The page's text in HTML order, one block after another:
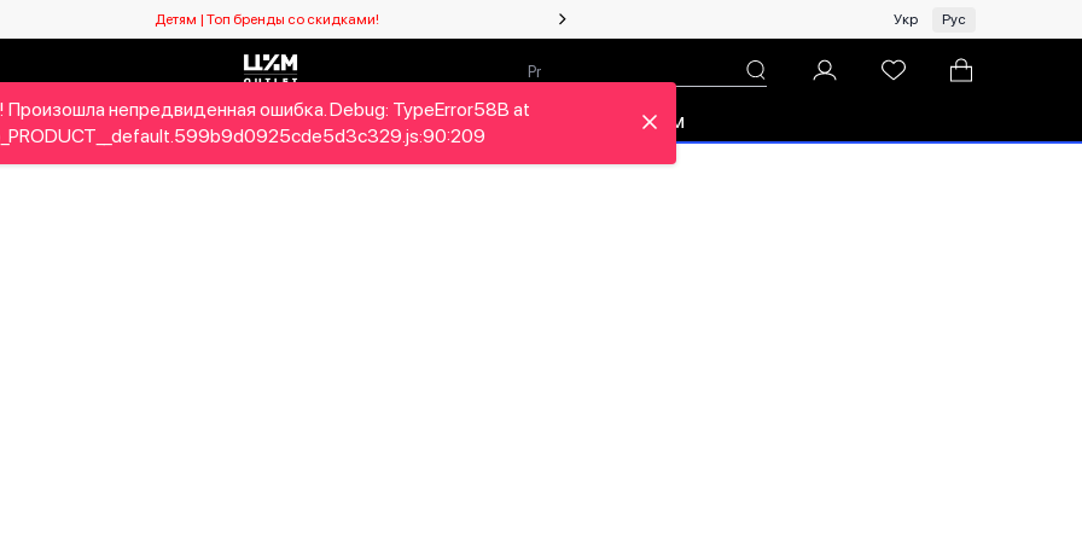
Детям | Топ бренды со скидками! Женщинам | Топ бренды со скидками!
Укр Рус
Детям Home&Gifts Бренды Новый сезон Про ЦУМ
Произошла непредвиденная ошибка. Debug: TypeError58B at